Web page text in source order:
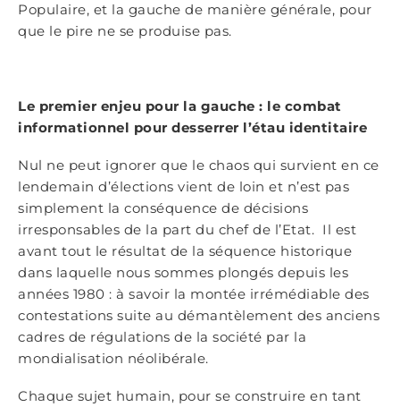
Populaire, et la gauche de manière générale, pour
que le pire ne se produise pas.
Le premier enjeu pour la gauche : le combat
informationnel pour desserrer l’étau identitaire
Nul ne peut ignorer que le chaos qui survient en ce
lendemain d’élections vient de loin et n’est pas
simplement la conséquence de décisions
irresponsables de la part du chef de l’Etat. Il est
avant tout le résultat de la séquence historique
dans laquelle nous sommes plongés depuis les
années 1980 : à savoir la montée irrémédiable des
contestations suite au démantèlement des anciens
cadres de régulations de la société par la
mondialisation néolibérale.
Chaque sujet humain, pour se construire en tant